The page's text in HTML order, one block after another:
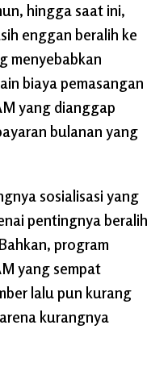
hingga saat ini,
enggan beralih ke
menyebabkan
biaya pemasangan
yang dianggap
bulanan yang
sosialisasi yang
pentingnya beralih
program
yang sempat
lalu pun kurang
kurangnya